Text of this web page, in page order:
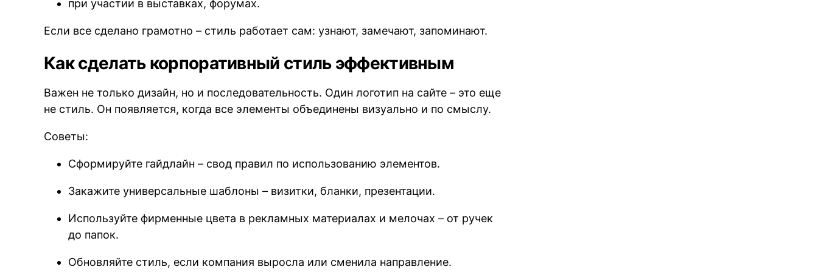
при участии в выставках, форумах.
Если все сделано грамотно – стиль работает сам: узнают, замечают, запоминают.
Как сделать корпоративный стиль эффективным
Важен не только дизайн, но и последовательность. Один логотип на сайте – это еще
не стиль. Он появляется, когда все элементы объединены визуально и по смыслу.
Советы:
Сформируйте гайдлайн – свод правил по использованию элементов.
Закажите универсальные шаблоны – визитки, бланки, презентации.
Используйте фирменные цвета в рекламных материалах и мелочах – от ручек
до папок.
Обновляйте стиль, если компания выросла или сменила направление.